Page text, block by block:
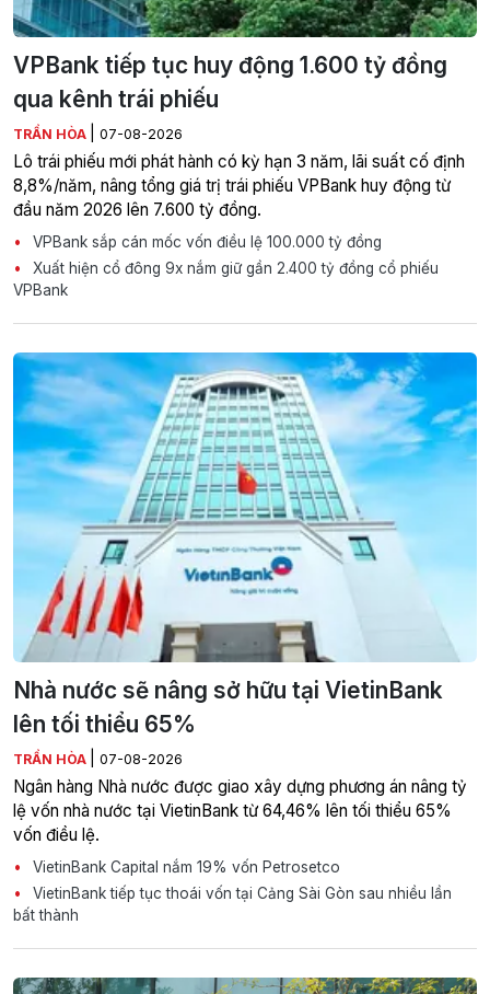
VPBank tiếp tục huy động 1.600 tỷ đồng
qua kênh trái phiếu
TRẦN HÒA 07-08-2026
Lô trái phiếu mới phát hành có kỳ hạn 3 năm, lãi suất cố định
8,8%/năm, nâng tổng giá trị trái phiếu VPBank huy động từ
đầu năm 2026 lên 7.600 tỷ đồng.
VPBank sắp cán mốc vốn điều lệ 100.000 tỷ đồng
Xuất hiện cổ đông 9x nắm giữ gần 2.400 tỷ đồng cổ phiếu
VPBank
Nhà nước sẽ nâng sở hữu tại VietinBank
lên tối thiểu 65%
TRẦN HÒA 07-08-2026
Ngân hàng Nhà nước được giao xây dựng phương án nâng tỷ
lệ vốn nhà nước tại VietinBank từ 64,46% lên tối thiểu 65%
vốn điều lệ.
VietinBank Capital nắm 19% vốn Petrosetco
VietinBank tiếp tục thoái vốn tại Cảng Sài Gòn sau nhiều lần
bất thành